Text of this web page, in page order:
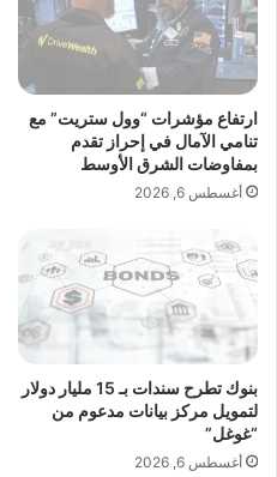
ل
ه
ج
و
م
ا
ل
ض
"
ف
و
ك
ر
ن
ت
ا
و
أ
ف
غ
ا
ت
د
أ
س
ب
ارتفاع مؤشرات “وول ستريت” مع
تنامي الآمال في إحراز تقدم
بمفاوضات الشرق الأوسط
أغسطس 6, 2026
بنوك تطرح سندات بـ 15 مليار دولار
لتمويل مركز بيانات مدعوم من
“غوغل”
أغسطس 6, 2026